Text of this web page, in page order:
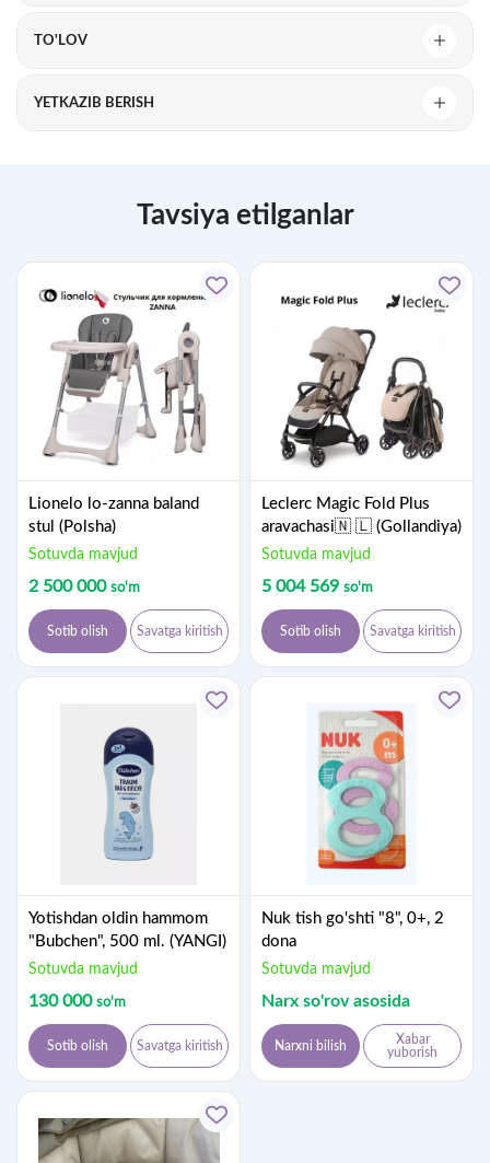
TO'LOV
YETKAZIB BERISH
Tavsiya etilganlar
Lionelo lo-zanna baland
stul (Polsha)
Sotuvda mavjud
2 500 000 so'm
Sotib olish Savatga kiritish
Leclerc Magic Fold Plus
aravachasi🇳 🇱 (Gollandiya)
Sotuvda mavjud
5 004 569 so'm
Sotib olish Savatga kiritish
Yotishdan oldin hammom
"Bubchen", 500 ml. (YANGI)
Sotuvda mavjud
130 000 so'm
Sotib olish Savatga kiritish
Nuk tish go'shti "8", 0+, 2
dona
Sotuvda mavjud
Narx so'rov asosida
Narxni bilish
Xabar
yuborish